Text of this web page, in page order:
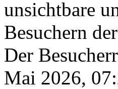
unsichtbare
Besuchern
Der
Mai 2026,